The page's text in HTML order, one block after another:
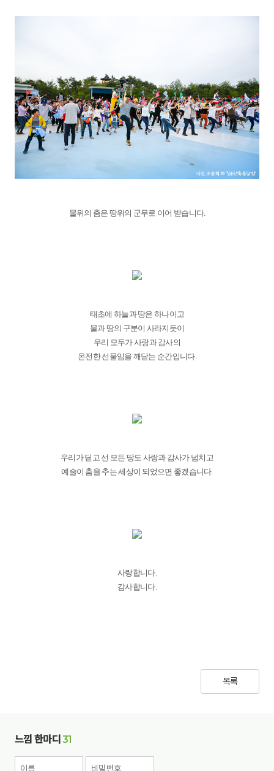
물위의 춤은 땅위의 군무로 이어 받습니다.
태초에 하늘과 땅은 하나이고
물과 땅의 구분이 사라지듯이
우리 모두가 사랑과 감사의
온전한 선물임을 깨닫는 순간입니다.
우리가 딛고 선 모든 땅도 사랑과 감사가 넘치고
예술이 춤을 추는 세상이 되었으면 좋겠습니다.
사랑합니다.
감사합니다.
목록
느낌 한마디31